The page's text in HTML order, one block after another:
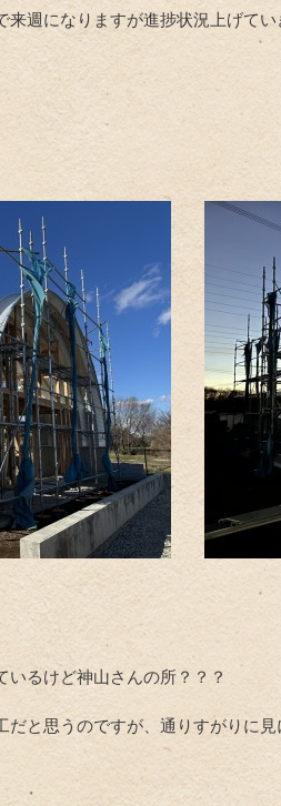
来週になりますが進捗状況上げて
るけど神山さんの所？？？
と思うのですが、通りすがりに